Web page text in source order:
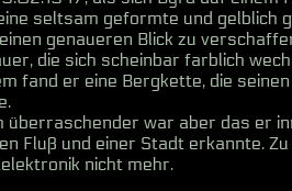
seltsam geformte und gelblich
genaueren Blick zu
die sich scheinbar farblich
fand er eine Bergkette, die
überraschender war aber das er
Fluß und einer Stadt erkannte.
nicht mehr.